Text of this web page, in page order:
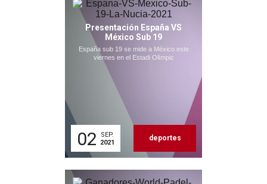
Presentación España VS
México Sub 19
España sub 19 se mide a México este
viernes en el Estadi Olímpic
02
SEP.
2021
deportes